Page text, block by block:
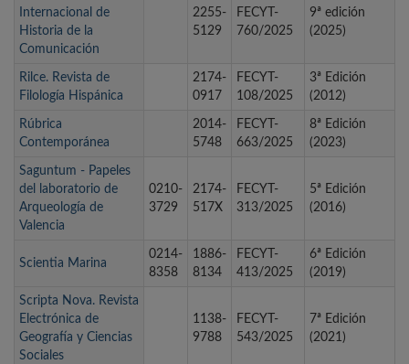
Internacional de
Historia de la
Comunicación
2255-
5129
FECYT-
760/2025
9ª edición
(2025)
Rilce. Revista de
Filología Hispánica
2174-
0917
FECYT-
108/2025
3ª Edición
(2012)
Rúbrica
Contemporánea
2014-
5748
FECYT-
663/2025
8ª Edición
(2023)
Saguntum - Papeles
del laboratorio de
Arqueología de
Valencia
0210-
3729
2174-
517X
FECYT-
313/2025
5ª Edición
(2016)
Scientia Marina
0214-
8358
1886-
8134
FECYT-
413/2025
6ª Edición
(2019)
Scripta Nova. Revista
Electrónica de
Geografía y Ciencias
Sociales
1138-
9788
FECYT-
543/2025
7ª Edición
(2021)